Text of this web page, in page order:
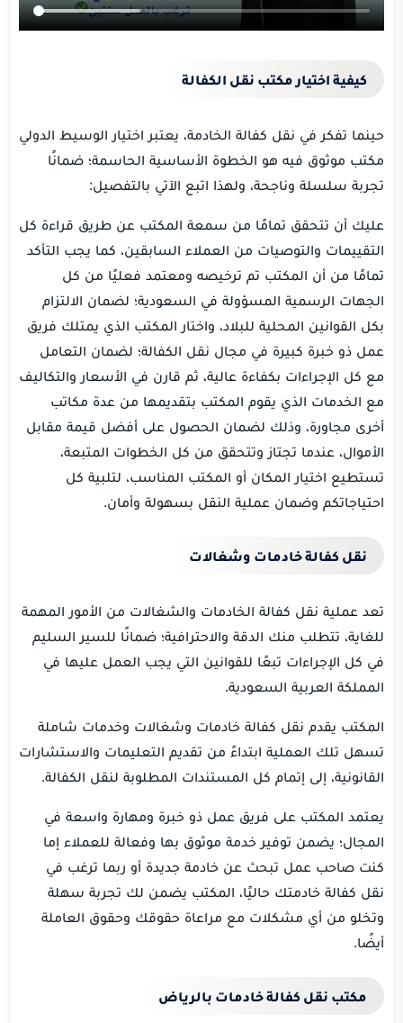
كيفية اختيار مكتب نقل الكفالة
حينما تفكر في نقل كفالة الخادمة، يعتبر اختيار الوسيط الدولي
مكتب موثوق فيه هو الخطوة الأساسية الحاسمة؛ ضمانًا
تجربة سلسلة وناجحة، ولهذا اتبع الآتي بالتفصيل:
عليك أن تتحقق تمامًا من سمعة المكتب عن طريق قراءة كل
التقييمات والتوصيات من العملاء السابقين، كما يجب التأكد
تمامًا من أن المكتب تم ترخيصه ومعتمد فعليًا من كل
الجهات الرسمية المسؤولة في السعودية؛ لضمان الالتزام
بكل القوانين المحلية للبلاد، واختار المكتب الذي يمتلك فريق
عمل ذو خبرة كبيرة في مجال نقل الكفالة؛ لضمان التعامل
مع كل الإجراءات بكفاءة عالية، ثم قارن في الأسعار والتكاليف
مع الخدمات الذي يقوم المكتب بتقديمها من عدة مكاتب
أخرى مجاورة، وذلك لضمان الحصول على أفضل قيمة مقابل
الأموال، عندما تجتاز وتتحقق من كل الخطوات المتبعة،
تستطيع اختيار المكان أو المكتب المناسب، لتلبية كل
احتياجاتكم وضمان عملية النقل بسهولة وأمان.
نقل كفالة خادمات وشغالات
تعد عملية نقل كفالة الخادمات والشغالات من الأمور المهمة
للغاية، تتطلب منك الدقة والاحترافية؛ ضمانًا للسير السليم
في كل الإجراءات تبعًا للقوانين التي يجب العمل عليها في
المملكة العربية السعودية.
المكتب يقدم نقل كفالة خادمات وشغالات وخدمات شاملة
تسهل تلك العملية ابتداءً من تقديم التعليمات والاستشارات
القانونية، إلى إتمام كل المستندات المطلوبة لنقل الكفالة.
يعتمد المكتب على فريق عمل ذو خبرة ومهارة واسعة في
المجال؛ يضمن توفير خدمة موثوق بها وفعالة للعملاء إما
كنت صاحب عمل تبحث عن خادمة جديدة أو ربما ترغب في
نقل كفالة خادمتك حاليًا، المكتب يضمن لك تجربة سهلة
وتخلو من أي مشكلات مع مراعاة حقوقك وحقوق العاملة
أيضًا.
مكتب نقل كفالة خادمات بالرياض